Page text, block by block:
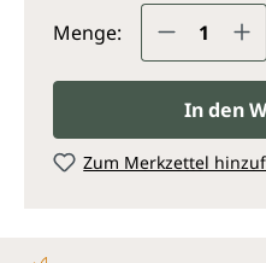
Menge: Produkt
In den
Zum Merkzettel